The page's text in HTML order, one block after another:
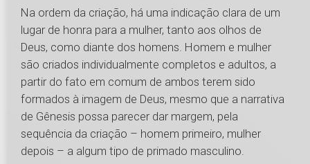
Na ordem da criação, há uma indicação clara de um
lugar de honra para a mulher, tanto aos olhos de
Deus, como diante dos homens. Homem e mulher
são criados individualmente completos e adultos, a
partir do fato em comum de ambos terem sido
formados à imagem de Deus, mesmo que a narrativa
de Gênesis possa parecer dar margem, pela
sequência da criação – homem primeiro, mulher
depois – a algum tipo de primado masculino.